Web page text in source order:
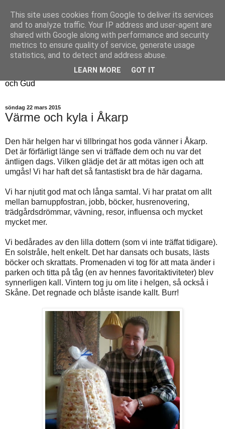
Fyren
Fyren finns för att sprida ljus i mörkret
För att påminna om guldkanterna i tillvaron
Här samsas jakt, hantverk, odling, och andra tankar om livet
och Gud
söndag 22 mars 2015
Värme och kyla i Åkarp
Den här helgen har vi tillbringat hos goda vänner i Åkarp.
Det är förfärligt länge sen vi träffade dem och nu var det
äntligen dags. Vilken glädje det är att mötas igen och att
umgås! Vi har haft det så fantastiskt bra de här dagarna.
Vi har njutit god mat och långa samtal. Vi har pratat om allt
mellan barnuppfostran, jobb, böcker, husrenovering,
trädgårdsdrömmar, vävning, resor, influensa och mycket
mycket mer.
Vi bedårades av den lilla dottern (som vi inte träffat tidigare).
En solstråle, helt enkelt. Det har dansats och busats, lästs
böcker och skrattats. Promenaden vi tog för att mata änder i
parken och titta på tåg (en av hennes favoritaktiviteter) blev
synnerligen kall. Vintern tog ju om lite i helgen, så också i
Skåne. Det regnade och blåste isande kallt. Burr!
This site uses cookies from Google to deliver its services
and to analyze traffic. Your IP address and user-agent are
shared with Google along with performance and security
metrics to ensure quality of service, generate usage
statistics, and to detect and address abuse.
LEARN MORE GOT IT